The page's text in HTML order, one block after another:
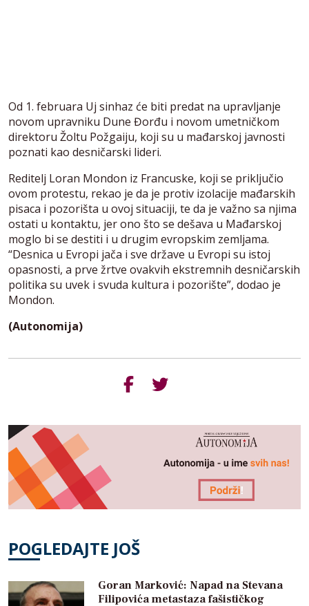
Od 1. februara Uj sinhaz će biti predat na upravljanje
novom upravniku Dune Đorđu i novom umetničkom
direktoru Žoltu Požgaiju, koji su u mađarskoj javnosti
poznati kao desničarski lideri.
Reditelj Loran Mondon iz Francuske, koji se priključio
ovom protestu, rekao je da je protiv izolacije mađarskih
pisaca i pozorišta u ovoj situaciji, te da je važno sa njima
ostati u kontaktu, jer ono što se dešava u Mađarskoj
moglo bi se destiti i u drugim evropskim zemljama.
“Desnica u Evropi jača i sve države u Evropi su istoj
opasnosti, a prve žrtve ovakvih ekstremnih desničarskih
politika su uvek i svuda kultura i pozorište”, dodao je
Mondon.
(Autonomija)
POGLEDAJTE JOŠ
Goran Marković: Napad na Stevana
Filipovića metastaza fašističkog